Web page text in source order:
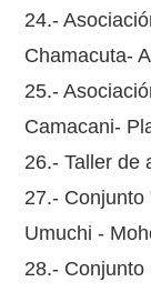
24.-
Chamacuta-
25.-
Camacani-
26.- Taller de
27.- Conjunto
Umuchi -
28.-